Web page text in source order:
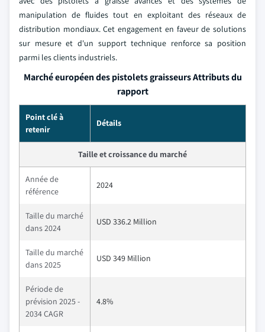
manipulation de fluides tout en exploitant des réseaux de
distribution mondiaux. Cet engagement en faveur de solutions
sur mesure et d'un support technique renforce sa position
parmi les clients industriels.
Marché européen des pistolets graisseurs Attributs du
rapport
Point clé à
retenir
Détails
Taille et croissance du marché
Année de
référence
2024
Taille du marché
dans 2024
USD 336.2 Million
Taille du marché
dans 2025
USD 349 Million
Période de
prévision 2025 -
2034 CAGR
4.8%